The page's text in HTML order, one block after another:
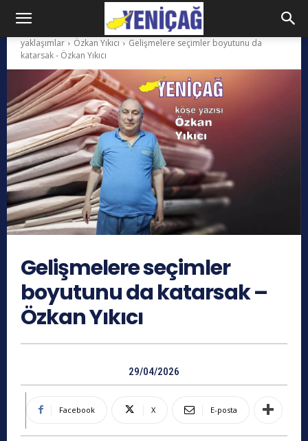
yaklaşımlar Özkan Yıkıcı
Gelişmelere seçimler boyutunu da
katarsak - Özkan Yıkıcı
Gelişmelere seçimler
boyutunu da katarsak –
Özkan Yıkıcı
29/04/2026
Facebook X E-posta